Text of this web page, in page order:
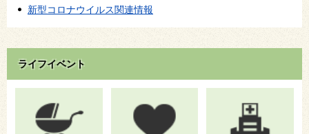
新型コロナウイルス関連情報
ライフイベント